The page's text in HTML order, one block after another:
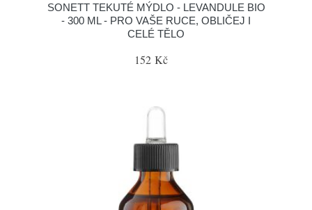
SONETT TEKUTÉ MÝDLO - LEVANDULE BIO
- 300 ML - PRO VAŠE RUCE, OBLIČEJ I
CELÉ TĚLO
152 Kč